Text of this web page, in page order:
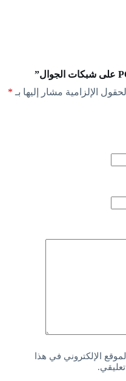
الحقول الإلزامية مشار إليها بـ *
الإلكتروني في هذا